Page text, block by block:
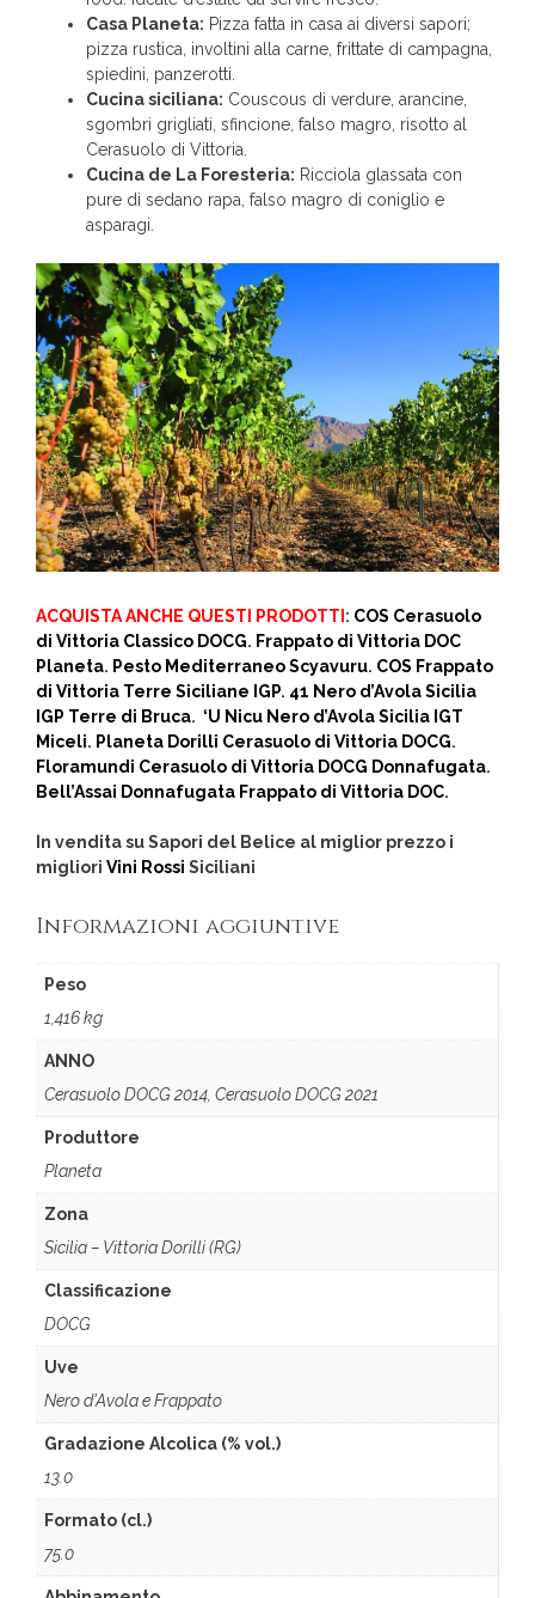
Casa Planeta: Pizza fatta in casa ai diversi sapori;
pizza rustica, involtini alla carne, frittate di campagna,
spiedini, panzerotti.
Cucina siciliana: Couscous di verdure, arancine,
sgombri grigliati, sfincione, falso magro, risotto al
Cerasuolo di Vittoria.
Cucina de La Foresteria: Ricciola glassata con
pure di sedano rapa, falso magro di coniglio e
asparagi.
ACQUISTA ANCHE QUESTI PRODOTTI : COS Cerasuolo
di Vittoria Classico DOCG. Frappato di Vittoria DOC
Planeta. Pesto Mediterraneo Scyavuru. COS Frappato
di Vittoria Terre Siciliane IGP. 41 Nero d’Avola Sicilia
IGP Terre di Bruca. ‘U Nicu Nero d’Avola Sicilia IGT
Miceli. Planeta Dorilli Cerasuolo di Vittoria DOCG.
Floramundi Cerasuolo di Vittoria DOCG Donnafugata.
Bell’Assai Donnafugata Frappato di Vittoria DOC.
In vendita su Sapori del Belice al miglior prezzo i
migliori Vini Rossi Siciliani
Informazioni aggiuntive
Peso
1,416 kg
ANNO
Cerasuolo DOCG 2014, Cerasuolo DOCG 2021
Produttore
Planeta
Zona
Sicilia – Vittoria Dorilli (RG)
Classificazione
DOCG
Uve
Nero d'Avola e Frappato
Gradazione Alcolica (% vol.)
13.0
Formato (cl.)
75.0